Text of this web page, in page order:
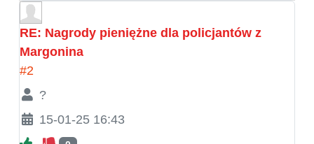
RE: Nagrody pieniężne dla policjantów z
Margonina
#2
?
15-01-25 16:43